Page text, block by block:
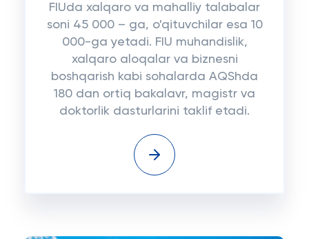
FIUda xalqaro va mahalliy talabalar
soni 45 000 – ga, o'qituvchilar esa 10
000-ga yetadi. FIU muhandislik,
xalqaro aloqalar va biznesni
boshqarish kabi sohalarda AQShda
180 dan ortiq bakalavr, magistr va
doktorlik dasturlarini taklif etadi.